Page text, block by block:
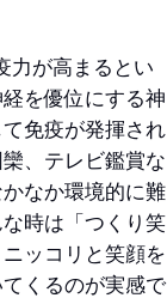
力が高まるとい
を優位にする神
免疫が発揮され
、テレビ鑑賞な
なか環境的に難
時は「つくり笑
ッコリと笑顔を
くるのが実感で